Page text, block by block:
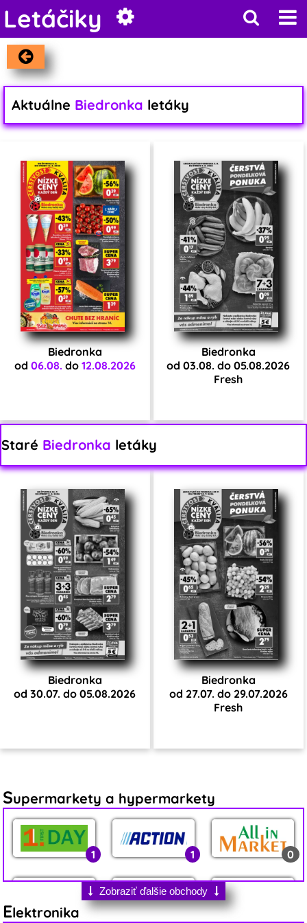
Letáčiky
Aktuálne Biedronka letáky
Biedronka
od 06.08. do 12.08.2026
Biedronka
od 03.08. do 05.08.2026
Fresh
Staré Biedronka letáky
Biedronka
od 30.07. do 05.08.2026
Biedronka
od 27.07. do 29.07.2026
Fresh
Supermarkety a hypermarkety
1 1 0
0 1
Zobraziť ďalšie obchody
Elektronika